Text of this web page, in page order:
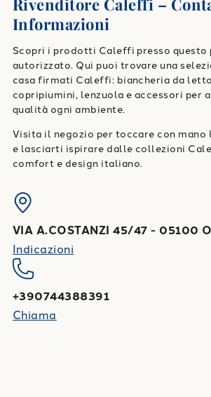
Informazioni
Scopri i prodotti Caleffi presso questo
autorizzato. Qui puoi trovare una
casa firmati Caleffi: biancheria da
copripiumini, lenzuola e accessori per
qualità ogni ambiente.
Visita il negozio per toccare con mano
e lasciarti ispirare dalle collezioni
comfort e design italiano.
VIA A.COSTANZI 45/47 - 05100
Indicazioni
+390744388391
Chiama